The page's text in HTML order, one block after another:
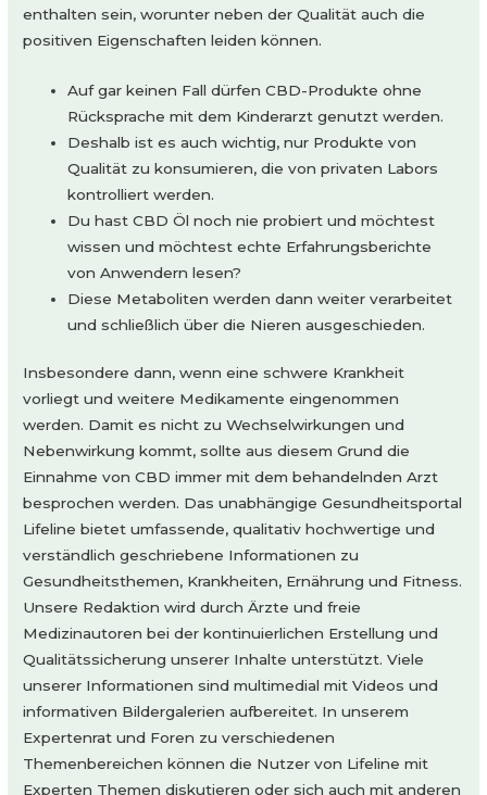
enthalten sein, worunter neben der Qualität auch die
positiven Eigenschaften leiden können.
Auf gar keinen Fall dürfen CBD-Produkte ohne
Rücksprache mit dem Kinderarzt genutzt werden.
Deshalb ist es auch wichtig, nur Produkte von
Qualität zu konsumieren, die von privaten Labors
kontrolliert werden.
Du hast CBD Öl noch nie probiert und möchtest
wissen und möchtest echte Erfahrungsberichte
von Anwendern lesen?
Diese Metaboliten werden dann weiter verarbeitet
und schließlich über die Nieren ausgeschieden.
Insbesondere dann, wenn eine schwere Krankheit
vorliegt und weitere Medikamente eingenommen
werden. Damit es nicht zu Wechselwirkungen und
Nebenwirkung kommt, sollte aus diesem Grund die
Einnahme von CBD immer mit dem behandelnden Arzt
besprochen werden. Das unabhängige Gesundheitsportal
Lifeline bietet umfassende, qualitativ hochwertige und
verständlich geschriebene Informationen zu
Gesundheitsthemen, Krankheiten, Ernährung und Fitness.
Unsere Redaktion wird durch Ärzte und freie
Medizinautoren bei der kontinuierlichen Erstellung und
Qualitätssicherung unserer Inhalte unterstützt. Viele
unserer Informationen sind multimedial mit Videos und
informativen Bildergalerien aufbereitet. In unserem
Expertenrat und Foren zu verschiedenen
Themenbereichen können die Nutzer von Lifeline mit
Experten Themen diskutieren oder sich auch mit anderen